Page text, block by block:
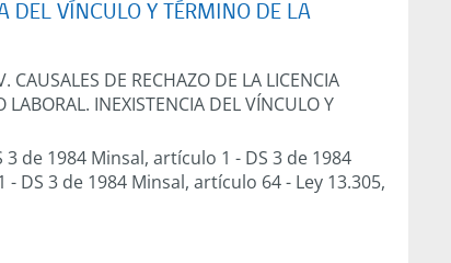
DEL VÍNCULO Y TÉRMINO DE LA
CAUSALES DE RECHAZO DE LA LICENCIA
LABORAL. INEXISTENCIA DEL VÍNCULO Y
3 de 1984 Minsal, artículo 1 - DS 3 de 1984
- DS 3 de 1984 Minsal, artículo 64- Ley 13.305,